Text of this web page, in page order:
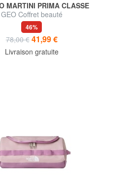
MARTINI PRIMA CLASSE
GEO Coffret beauté
46%
78,00 € 41,99 €
Livraison gratuite